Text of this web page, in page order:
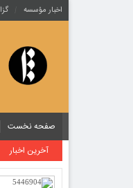
اخبار مؤسسه
صفحه نخست
آخرین اخبار